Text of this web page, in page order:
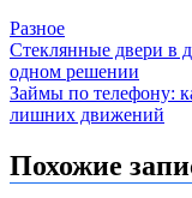
Разное
Навигация
по
записям
Стеклянные двери в
одном решении
Займы по телефону:
лишних движений
Похожие